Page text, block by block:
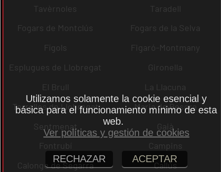
Tavèrnoles
Taradell
Fogars de Montclús
Fogars de la Selva
Fígols
Figaró-Montmany
Esplugues de Llobregat
Gironella
El Brull
La Llacuna
Torrelles de Llobregat
Maria de Besora
Sentmenat
Gaià
Fontrubí
Campins
Calonge de Segarra
Callús
Utilizamos solamente la cookie esencial y
básica para el funcionamiento mínimo de esta
web.
Ver políticas y gestión de cookies
RECHAZAR ACEPTAR